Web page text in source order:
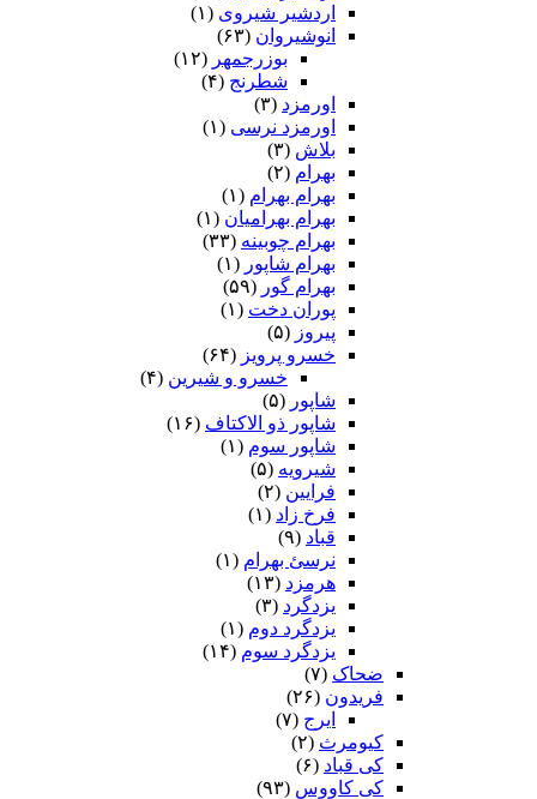
اردشیر شیروی (۱)
انوشیروان (۶۳)
بوزرجمهر (۱۲)
شطرنج (۴)
اورمزد (۳)
اورمزد نرسى‏ (۱)
بلاش (۳)
بهرام (۲)
بهرام بهرام (۱)
بهرام بهرامیان‏ (۱)
بهرام چوبینه (۳۳)
بهرام شاپور (۱)
بهرام گور (۵۹)
پوران دخت (۱)
پیروز (۵)
خسرو پرویز (۶۴)
خسرو و شیرین (۴)
شاپور (۵)
شاپور ذو الاکتاف (۱۶)
شاپور سوم‏ (۱)
شیرویه (۵)
فرایین (۲)
فرخ زاد (۱)
قباد (۹)
نرسئ بهرام‏ (۱)
هرمزد (۱۳)
یزدگرد (۳)
یزدگرد دوم (۱)
یزدگرد سوم (۱۴)
ضحاک (۷)
فریدون (۲۶)
ایرج (۷)
کیومرث (۲)
کی قباد (۶)
کی کاووس (۹۳)